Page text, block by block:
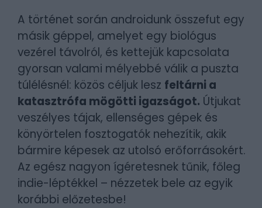
A történet során androidunk összefut egy
másik géppel, amelyet egy biológus
vezérel távolról, és kettejük kapcsolata
gyorsan valami mélyebbé válik a puszta
túlélésnél: közös céljuk lesz feltárni a
katasztrófa mögötti igazságot. Útjukat
veszélyes tájak, ellenséges gépek és
könyörtelen fosztogatók nehezítik, akik
bármire képesek az utolsó erőforrásokért.
Az egész nagyon ígéretesnek tűnik, főleg
indie-léptékkel – nézzetek bele az egyik
korábbi előzetesbe!